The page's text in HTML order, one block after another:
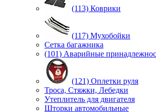
(113) Коврики
(117) Мухобойки
Сетка багажника
(101) Аварийные
(121) Оплетки руля
Троса, Стяжки, Лебедки
Утеплитель для двигателя
Шторки автомобильные